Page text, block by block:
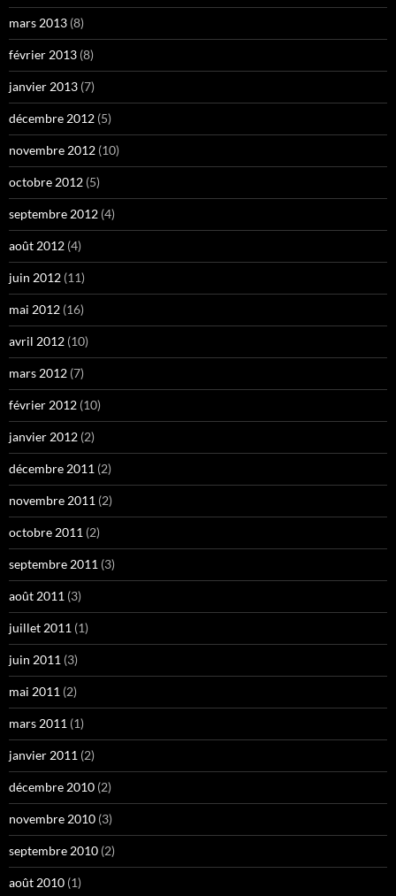
mars 2013 (8)
février 2013 (8)
janvier 2013 (7)
décembre 2012 (5)
novembre 2012 (10)
octobre 2012 (5)
septembre 2012 (4)
août 2012 (4)
juin 2012 (11)
mai 2012 (16)
avril 2012 (10)
mars 2012 (7)
février 2012 (10)
janvier 2012 (2)
décembre 2011 (2)
novembre 2011 (2)
octobre 2011 (2)
septembre 2011 (3)
août 2011 (3)
juillet 2011 (1)
juin 2011 (3)
mai 2011 (2)
mars 2011 (1)
janvier 2011 (2)
décembre 2010 (2)
novembre 2010 (3)
septembre 2010 (2)
août 2010 (1)